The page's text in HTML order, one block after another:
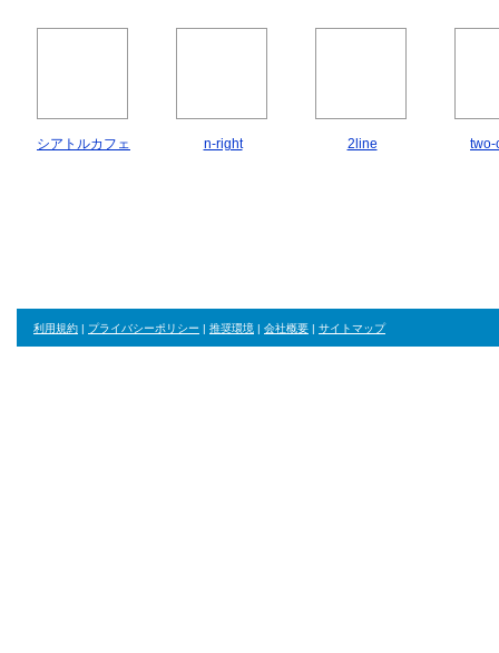
シアトルカフェ n-right 2line two-
利用規約 | プライバシーポリシー | 推奨環境 | 会社概要 | サイトマップ